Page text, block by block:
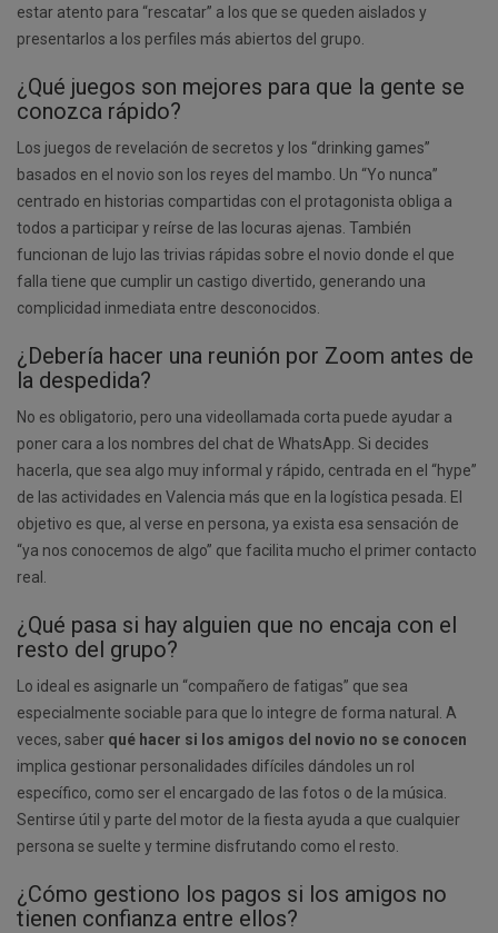
estar atento para “rescatar” a los que se queden aislados y
presentarlos a los perfiles más abiertos del grupo.
¿Qué juegos son mejores para que la gente se
conozca rápido?
Los juegos de revelación de secretos y los “drinking games”
basados en el novio son los reyes del mambo. Un “Yo nunca”
centrado en historias compartidas con el protagonista obliga a
todos a participar y reírse de las locuras ajenas. También
funcionan de lujo las trivias rápidas sobre el novio donde el que
falla tiene que cumplir un castigo divertido, generando una
complicidad inmediata entre desconocidos.
¿Debería hacer una reunión por Zoom antes de
la despedida?
No es obligatorio, pero una videollamada corta puede ayudar a
poner cara a los nombres del chat de WhatsApp. Si decides
hacerla, que sea algo muy informal y rápido, centrada en el “hype”
de las actividades en Valencia más que en la logística pesada. El
objetivo es que, al verse en persona, ya exista esa sensación de
“ya nos conocemos de algo” que facilita mucho el primer contacto
real.
¿Qué pasa si hay alguien que no encaja con el
resto del grupo?
Lo ideal es asignarle un “compañero de fatigas” que sea
especialmente sociable para que lo integre de forma natural. A
veces, saber qué hacer si los amigos del novio no se conocen
implica gestionar personalidades difíciles dándoles un rol
específico, como ser el encargado de las fotos o de la música.
Sentirse útil y parte del motor de la fiesta ayuda a que cualquier
persona se suelte y termine disfrutando como el resto.
¿Cómo gestiono los pagos si los amigos no
tienen confianza entre ellos?